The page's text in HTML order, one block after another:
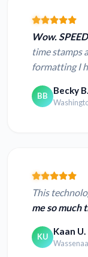
Wow.
time stamps
formatting I
BB Becky B.
This
me so much
KU Kaan U.